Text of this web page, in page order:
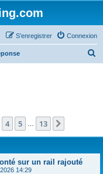
Connexion
S’enregistrer
c
4 5 13
sur un rail rajouté
14:29